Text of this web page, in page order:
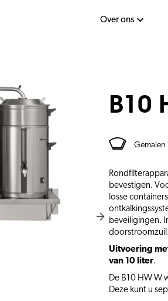
Over ons
B10
Gemalen
bevestigen.
losse
beveiligingen.
doorstroomzuil.
Uitvoering
van 10 liter.
De B10 HW W
Deze kunt u